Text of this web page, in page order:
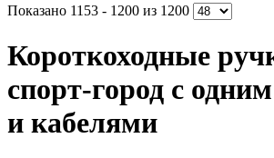
Показано 1153 - 1200 из 1200
Короткоходные
спорт-город с
и кабелями